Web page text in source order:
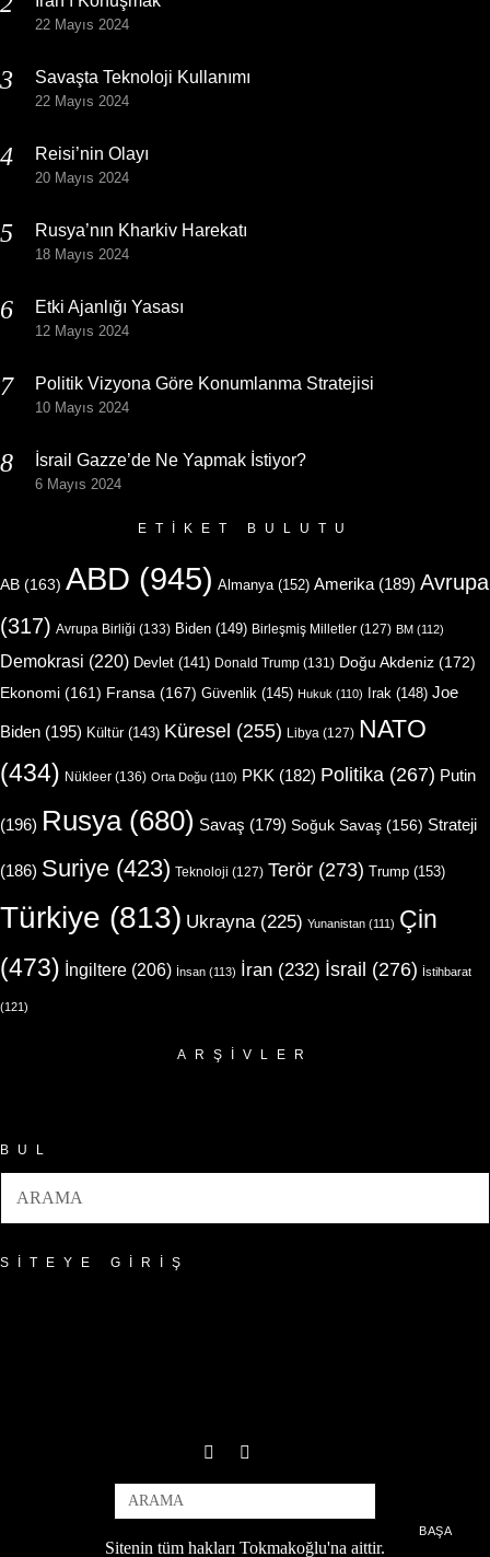
22 Mayıs 2024
Savaşta Teknoloji Kullanımı
22 Mayıs 2024
Reisi’nin Olayı
20 Mayıs 2024
Rusya’nın Kharkiv Harekatı
18 Mayıs 2024
Etki Ajanlığı Yasası
12 Mayıs 2024
Politik Vizyona Göre Konumlanma Stratejisi
10 Mayıs 2024
İsrail Gazze’de Ne Yapmak İstiyor?
6 Mayıs 2024
ETIKET BULUTU
AB (163) ABD (945) Almanya(152) Amerika (189) Avrupa
(317) Avrupa Birliği (133) Biden (149) Birleşmiş Milletler (127) BM (112)
Demokrasi (220) Devlet (141) Donald Trump (131) Doğu Akdeniz (172)
Ekonomi (161) Fransa (167) Güvenlik (145) Hukuk (110) Irak (148) Joe
Biden (195) Kültür(143) Küresel (255) Libya (127) NATO
(434) Nükleer (136) Orta Doğu (110) PKK (182) Politika (267) Putin
(196) Rusya(680) Savaş (179) Soğuk Savaş (156) Strateji
(186) Suriye (423) Teknoloji (127) Terör (273) Trump (153)
Türkiye (813) Ukrayna(225) Yunanistan (111) Çin
(473) İngiltere (206) İnsan (113) İran (232) İsrail (276) İstihbarat
(121)
ARŞIVLER
BUL
SITEYE GIRIŞ
Sitenin tüm hakları Tokmakoğlu'na aittir.
BAŞA